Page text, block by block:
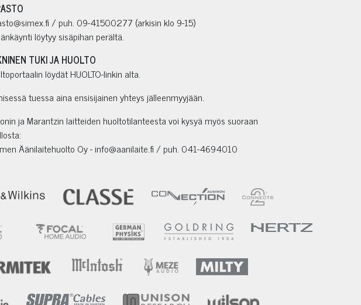
/ puh. 09-41500277 (arkisin klo 9-15)
löytyy sisäpihan perältä.
TUKI JA HUOLTO
löydät HUOLTO-linkin alta.
tuessa aina ensisijainen yhteys jälleenmyyjään.
ja Marantzin laitteiden huoltotilanteesta voi kysyä myös suoraan
Äänilaitehuolto Oy - info@aanilaite.fi / puh. 041-4694010